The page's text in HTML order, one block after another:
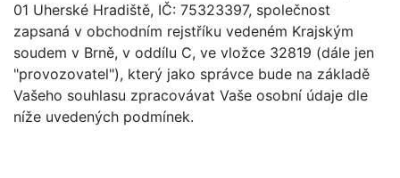
01 Uherské Hradiště, IČ: 75323397, společnost
zapsaná v obchodním rejstříku vedeném Krajským
soudem v Brně, v oddílu C, ve vložce 32819 (dále jen
"provozovatel"), který jako správce bude na základě
Vašeho souhlasu zpracovávat Vaše osobní údaje dle
níže uvedených podmínek.